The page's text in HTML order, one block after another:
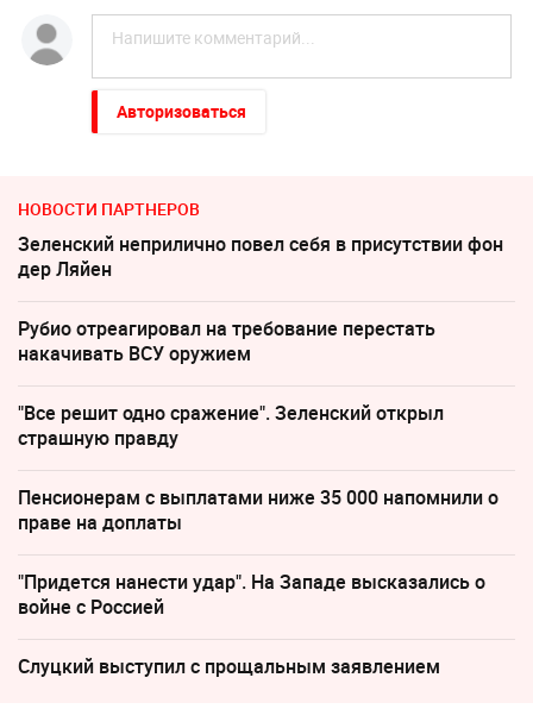
Авторизоваться
НОВОСТИ ПАРТНЕРОВ
Зеленский неприлично повел cебя в присутствии фон
дер Ляйен
Рубио отреагировал на требование перестать
накачивать ВСУ оружием
"Все решит одно сражение". Зеленский открыл
страшную правду
Пенсионерам с выплатами ниже 35 000 напомнили о
праве на доплаты
"Придется нанести удар". На Западе высказались о
войне с Россией
Слуцкий выступил с прощальным заявлением